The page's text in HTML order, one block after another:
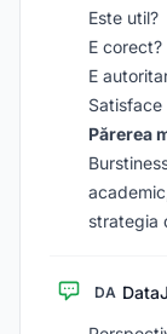
Este util?
E corect?
E
Părerea
strategia
DA